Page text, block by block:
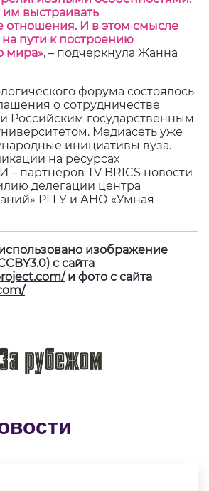
выстраивать
отношения. И в этом смысле
пути к построению
мира», – подчеркнула Жанна
форума состоялось
о сотрудничестве
Российским государственным
Медиасеть уже
инициативы вуза.
на ресурсах
– партнеров TV BRICS новости
делегации центра
РГГУ и АНО «Умная
изображение
с сайта
и фото с сайта